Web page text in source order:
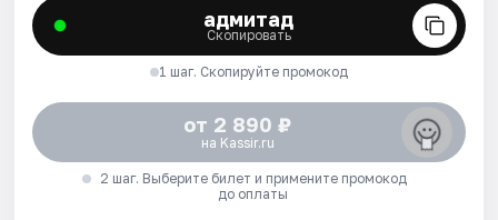
адмитад
Скопировать
1 шаг. Скопируйте промокод
от 2 890 ₽
на Kassir.ru
2 шаг. Выберите билет и примените промокод
до оплаты